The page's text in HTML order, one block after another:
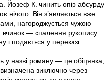
Йозеф К. чинить опір абсурду
Він з’являється вже
нагороджується чужою
вчинок — спалення рукопису
і подається у переказі.
у назві роману — це обіцянка,
виключно через